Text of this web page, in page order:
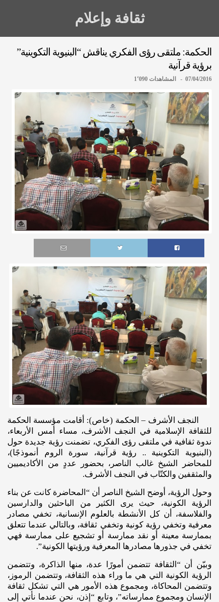
ثقافة وإعلام
الحكمة: ملتقى رؤى الفكري يناقش “البنيوية التكوينية”
برؤية قرآنية
07/04/2016 - المشاهدات 1٬090
النجف الأشرف – الحكمة (خاص): أقامت مؤسسة الحكمة
للثقافة الإسلامية في النجف الأشرف، مساء أمس الأربعاء،
ندوة ثقافية في ملتقى رؤى الفكري، تضمنت رؤية جديدة حول
(البنيوية التكوينية .. رؤية قرآنية، سورة الروم أنموذجًا)،
للمحاضر الشيخ غالب الناصر، بحضور عددٍ من الأكاديميين
والمثقفين والكتّاب في النجف الأشرف.
وحول الرؤية، أوضح الشيخ الناصر أن “المحاضرة كانت عن بناء
الرؤية الكونية، حيث يرى الكثير من الباحثين والدارسين
والفلاسفة، أن كل الأنشطة بالعلوم الإنسانية، تخفي مصادر
معرفية وتخفي رؤية كونية وتخفي ثقافة، وبالتالي عندما تتعلق
بممارسة معينة أو نقد ممارسة أو تشجيع على ممارسة فهي
تخفي في جذورها مصادرها المعرفية ورؤيتها الكونية”.
وبيّن أن “الثقافة تتضمن أمورًا عدة، منها الذاكرة، وتتضمن
الرؤية الكونية التي هي ما وراء هذه الثقافة، وتتضمن الرموز،
وتتضمن المحاكاة، ومجموع هذه الأمور هي التي تشكل ثقافة
الإنسان ومجموع ممارساته”، وتابع “إذن، نحن عندما نأتي إلى